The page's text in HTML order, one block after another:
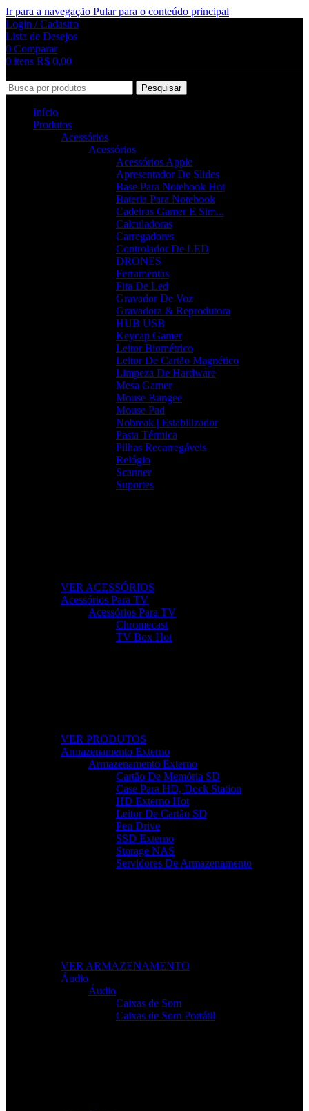
Ir para a navegação Pular para o conteúdo principal
Login / Cadastro
Lista de Desejos
0 Comparar
0 itens R$ 0,00
Pesquisar
Início
Produtos
Acessórios
Acessórios
Acessórios Apple
Apresentador De Slides
Base Para Notebook Hot
Bateria Para Notebook
Cadeiras Gamer E Sim...
Calculadoras
Carregadores
Controlador De LED
DRONES
Ferramentas
Fita De Led
Gravador De Voz
Gravadora & Reprodutora
HUB USB
Keycap Gamer
Leitor Biométrico
Leitor De Cartão Magnético
Limpeza De Hardware
Mesa Gamer
Mouse Bungee
Mouse Pad
Nobreak | Estabilizador
Pasta Térmica
Pilhas Recarregáveis
Relógio
Scanner
Suportes
VER ACESSÓRIOS
Acessórios Para TV
Acessórios Para TV
Chromecast
TV Box Hot
VER PRODUTOS
Armazenamento Externo
Armazenamento Externo
Cartão De Memória SD
Case Para HD, Dock Station
HD Externo Hot
Leitor De Cartão SD
Pen Drive
SSD Externo
Storage NAS
Servidores De Armazenamento
VER ARMAZENAMENTO
Áudio
Áudio
Caixas de Som
Caixas de Som Portátil